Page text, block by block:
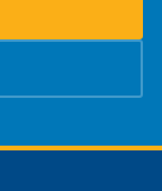
nouvel onglet)
nouvel onglet)